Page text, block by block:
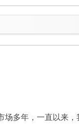
多年，一直以来